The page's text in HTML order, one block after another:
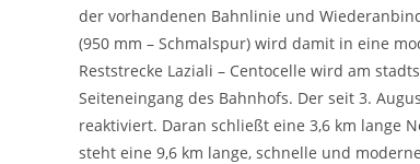
der vorhandenen Bahnlinie und
(950 mm – Schmalspur) wird damit in eine
Reststrecke Laziali – Centocelle wird am
Seiteneingang des Bahnhofs. Der seit 3.
reaktiviert. Daran schließt eine 3,6 km lange
steht eine 9,6 km lange, schnelle und